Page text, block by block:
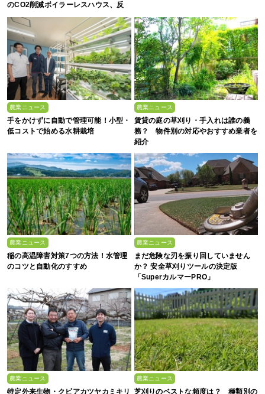
のCO2削減ボイラーレスハウス、反
収1.5倍の驚異-
農業ニュース
手をかけずに自動で管理可能！小型・
低コストで始める水耕栽培
農業ニュース
賃貸の庭の草刈り・手入れは誰の義
務？ 物件別の対応やおすすめ業者を
紹介
農業ニュース
稲の高温障害対策7つの方法！水管理
のコツと自動化のすすめ
農業ニュース
まだ危険な刃を振り回していません
か？ 安全草刈りツールの決定版
「SuperカルマーPRO」
農業ニュース
特定外来生物・クビアカツヤカミキリ
農業ニュース
芝刈りのベストな頻度は？ 種類別の